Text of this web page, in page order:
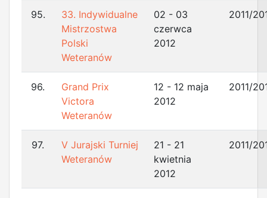
95.
33. Indywidualne
Mistrzostwa
Polski
Weteranów
02 - 03
czerwca
2012
2011/
96.
Grand Prix
Victora
Weteranów
12 - 12 maja
2012
2011/
97.
V Jurajski Turniej
Weteranów
21 - 21
kwietnia
2012
2011/